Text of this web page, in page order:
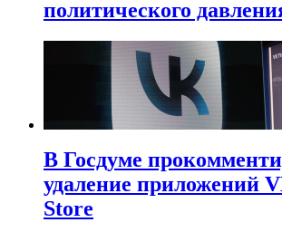
политического
В Госдуме
удаление приложений
Store